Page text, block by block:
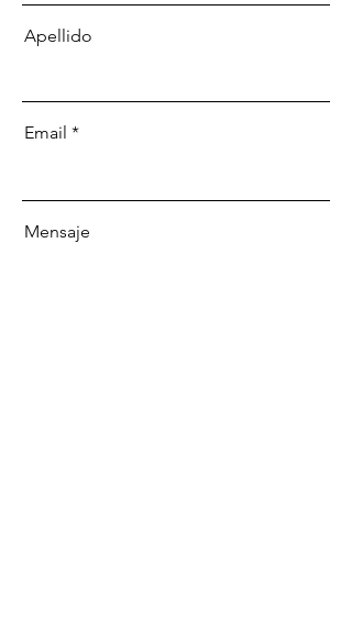
Apellido
Email
Mensaje